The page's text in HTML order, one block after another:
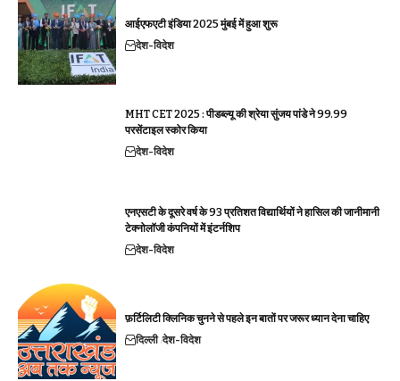
आईएफएटी इंडिया 2025 मुंबई में हुआ शुरू
देश-विदेश
MHT CET 2025 : पीडब्ल्यू की श्रेया सुंजय पांडे ने 99.99
परसेंटाइल स्कोर किया
देश-विदेश
एनएसटी के दूसरे वर्ष के 93 प्रतिशत विद्यार्थियों ने हासिल की जानीमानी
टेक्नोलॉजी कंपनियों में इंटर्नशिप
देश-विदेश
फ़र्टिलिटी क्लिनिक चुनने से पहले इन बातों पर जरूर ध्यान देना चाहिए
दिल्ली देश-विदेश